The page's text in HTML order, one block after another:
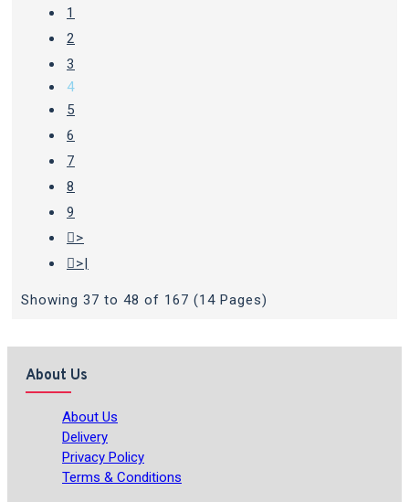
1
2
3
4
5
6
7
8
9
>
>|
Showing 37 to 48 of 167 (14 Pages)
About Us
About Us
Delivery
Privacy Policy
Terms & Conditions